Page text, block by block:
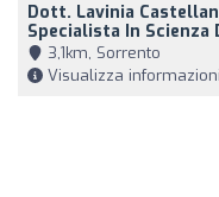
Dott. Lavinia
Specialista In
3,1km, Sorrento
Visualizza